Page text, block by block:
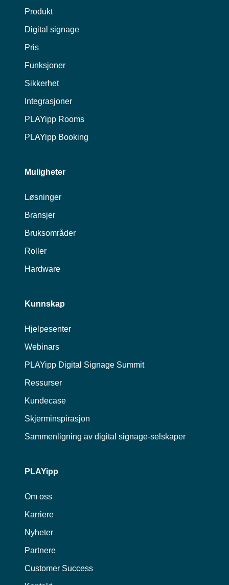
Produkt
Digital signage
Pris
Funksjoner
Sikkerhet
Integrasjoner
PLAYipp Rooms
PLAYipp Booking
Muligheter
Løsninger
Bransjer
Bruksområder
Roller
Hardware
Kunnskap
Hjelpesenter
Webinars
PLAYipp Digital Signage Summit
Ressurser
Kundecase
Skjerminspirasjon
Sammenligning av digital signage-selskaper
PLAYipp
Om oss
Karriere
Nyheter
Partnere
Customer Success